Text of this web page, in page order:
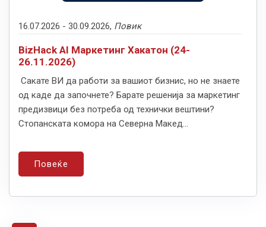
16.07.2026 - 30.09.2026, Повик
BizHack AI Маркетинг Хакатон (24-
26.11.2026)
Сакате ВИ да работи за вашиот бизнис, но не знаете
од каде да започнете? Барате решенија за маркетинг
предизвици без потреба од технички вештини?
Стопанската комора на Северна Макед...
Повеќе